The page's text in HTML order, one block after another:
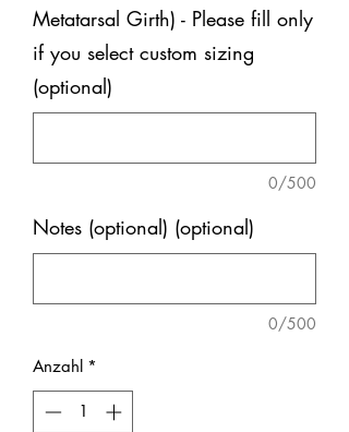
Metatarsal Girth) - Please fill only
if you select custom sizing
(optional)
0/500
Notes (optional) (optional)
0/500
Anzahl *